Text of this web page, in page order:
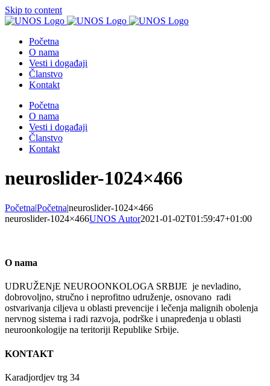
Skip to content
Početna
O nama
Vesti i događaji
Članstvo
Kontakt
Početna
O nama
Vesti i događaji
Članstvo
Kontakt
neuroslider-1024×466
Početna|Početna|neuroslider-1024×466
neuroslider-1024×466UNOS Autor2021-01-02T01:59:47+01:00
O nama
UDRUŽENјE NEUROONKOLOGA SRBIJE je nevladino,
dobrovolјno, stručno i neprofitno udruženje, osnovano radi
ostvarivanja cilјeva u oblasti prevencije i lečenja malignih obolenja
nervnog sistema i radi razvoja, podrške i unapređenja u oblasti
neuroonkologije na teritoriji Republike Srbije.
KONTAKT
Karadjordjev trg 34